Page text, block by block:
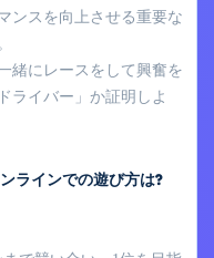
ンスを向上させる重要な
緒にレースをして興奮を
ライバー」か証明しよ
ラインでの遊び方は?